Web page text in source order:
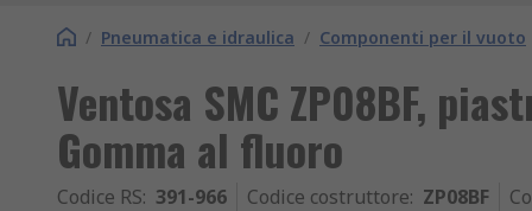
/ Pneumatica e idraulica / Componenti per il vuoto
Ventosa SMC ZP08BF,
Gomma al fluoro
Codice RS: 391-966 Codice costruttore: ZP08BF